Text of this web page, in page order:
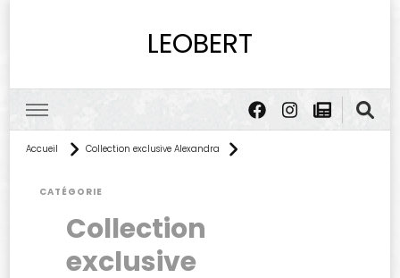
LEOBERT
Accueil Collection exclusive Alexandra
CATÉGORIE
Collection
exclusive